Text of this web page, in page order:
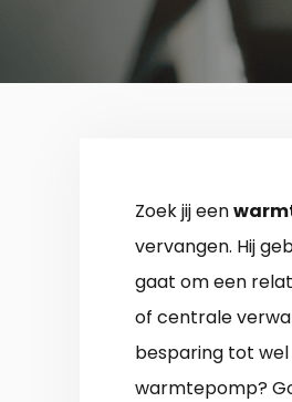
Zoek jij een
vervangen. Hij
gaat om een
of centrale
besparing tot
warmtepomp?